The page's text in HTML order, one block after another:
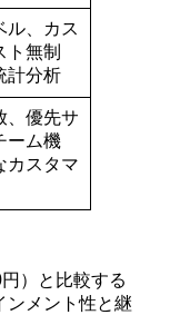
ル、カス
ト無制
計分析
、優先サ
ーム機
カスタマ
）と比較する
ンメント性と継